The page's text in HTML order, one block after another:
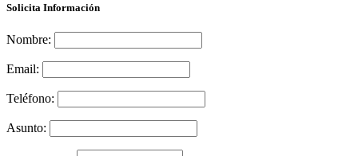
Solicita Información
Nombre:
Email:
Teléfono:
Asunto: